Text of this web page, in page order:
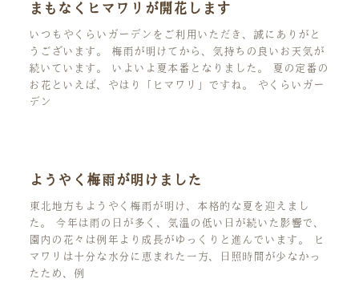
まもなくヒマワリが開花します
いつもやくらいガーデンをご利用いただき、誠にありがと
うございます。 梅雨が明けてから、気持ちの良いお天気が
続いています。 いよいよ夏本番となりました。 夏の定番の
お花といえば、やはり「ヒマワリ」ですね。 やくらいガー
デン
ようやく梅雨が明けました
東北地方もようやく梅雨が明け、本格的な夏を迎えまし
た。 今年は雨の日が多く、気温の低い日が続いた影響で、
園内の花々は例年より成長がゆっくりと進んでいます。 ヒ
マワリは十分な水分に恵まれた一方、日照時間が少なかっ
たため、例